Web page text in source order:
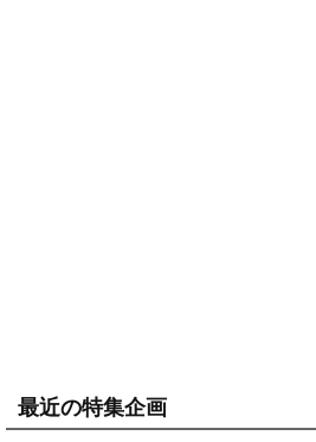
最近の特集企画